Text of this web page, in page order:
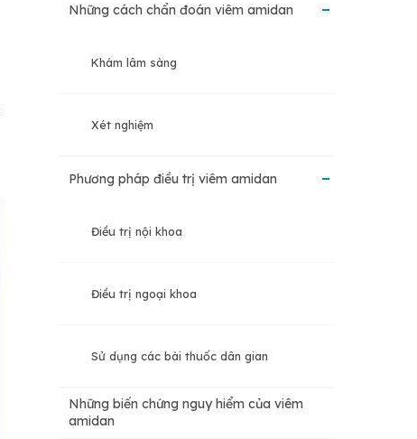
Những cách chẩn đoán viêm amidan
Khám lâm sàng
Xét nghiệm
Phương pháp điều trị viêm amidan
Điều trị nội khoa
Điều trị ngoại khoa
Sử dụng các bài thuốc dân gian
Những biến chứng nguy hiểm của viêm
amidan